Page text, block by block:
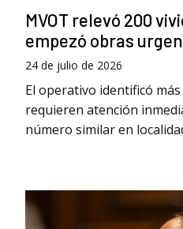
MVOT relevó 200
empezó obras
24 de julio de 2026
El operativo identificó
requieren atención
número similar en